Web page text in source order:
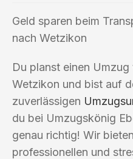
Geld sparen beim
nach Wetzikon
Du planst einen
Wetzikon und bist auf
zuverlässigen
du bei Umzugskönig
genau richtig! Wir
professionellen und